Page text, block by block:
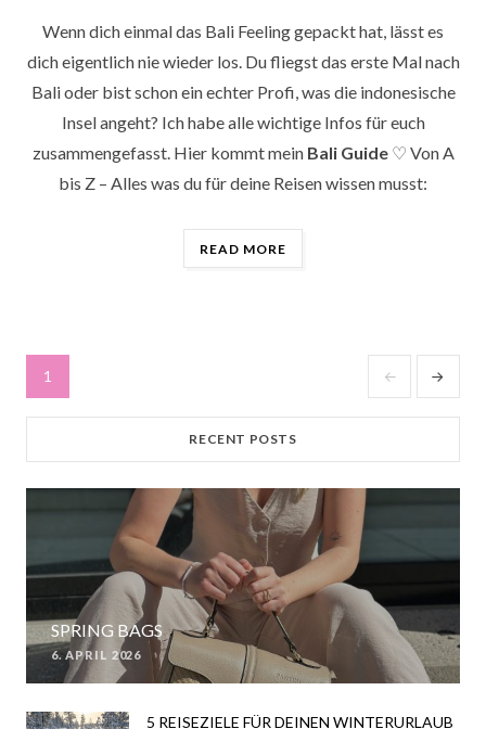
Wenn dich einmal das Bali Feeling gepackt hat, lässt es
dich eigentlich nie wieder los. Du fliegst das erste Mal nach
Bali oder bist schon ein echter Profi, was die indonesische
Insel angeht? Ich habe alle wichtige Infos für euch
zusammengefasst. Hier kommt mein Bali Guide♡ Von A
bis Z – Alles was du für deine Reisen wissen musst:
READ MORE
GUIDE
Seitennummerierung
der
PAGE
1
NEXT
PAGE
RECENT POSTS
SPRING BAGS
POSTED
ON
6. APRIL 2026
5 REISEZIELE FÜR DEINEN WINTERURLAUB